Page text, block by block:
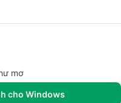
mơ
cho Windows